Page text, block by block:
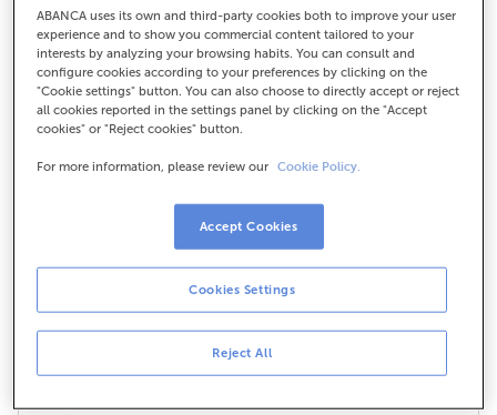
computar as compras
para cumprir cos
requisitos do nivel
Premium do Programa
Servizos ABANCA?
Desde cando empezan a computar as
compras para cumprir cos requisitos do
nivel Premium do Programa Servizos
ABANCA?
ABANCA uses its own and third-party cookies both to improve your user
experience and to show you commercial content tailored to your
interests by analyzing your browsing habits. You can consult and
configure cookies according to your preferences by clicking on the
"Cookie settings" button. You can also choose to directly accept or reject
all cookies reported in the settings panel by clicking on the "Accept
cookies" or "Reject cookies" button.
For more information, please review our Cookie Policy.
Reject All
Cookies Settings
Accept Cookies